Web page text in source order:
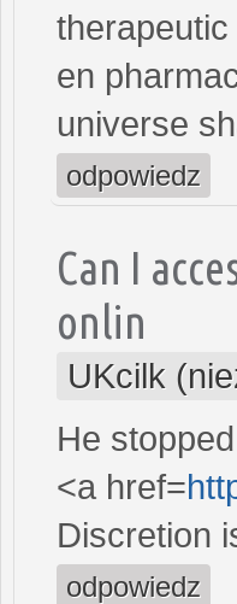
en
universe
odpowiedz
Can I
onlin
UKcilk
He
<a href=
Discretion
odpowiedz